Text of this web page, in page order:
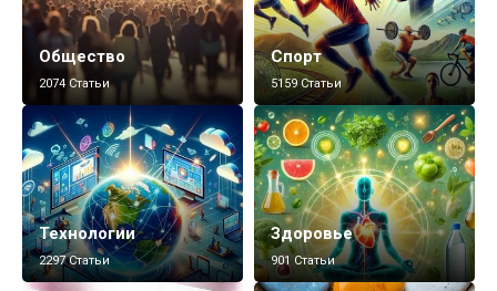
Общество
2074 Статьи
Спорт
5159 Статьи
Технологии
2297 Статьи
Здоровье
901 Статьи